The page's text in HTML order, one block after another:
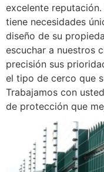
excelente
tiene necesidades
diseño de su
escuchar a nuestros
precisión sus
el tipo de cerco que
Trabajamos con
de protección que